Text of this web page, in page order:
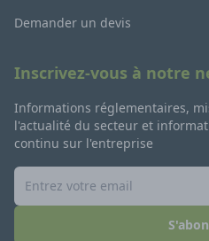
Demander un devis
Inscrivez-vous à notre
Informations réglementaires,
l'actualité du secteur et
continu sur l'entreprise